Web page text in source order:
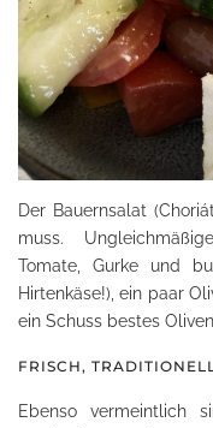
Der Bauernsalat
muss.
Tomate, Gurke und
Hirtenkäse!), ein paar
ein Schuss bestes
FRISCH,
Ebenso vermeintlich